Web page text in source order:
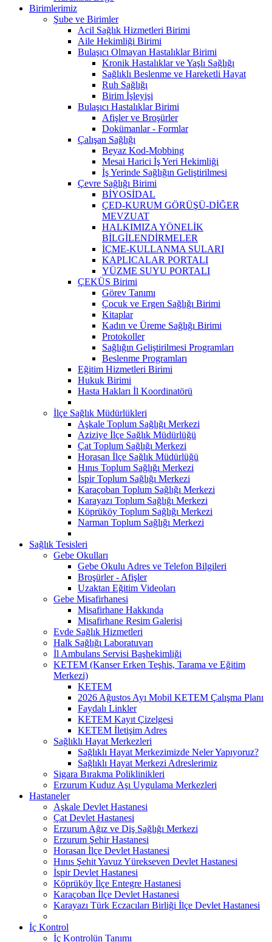
Birimlerimiz
Şube ve Birimler
Acil Sağlık Hizmetleri Birimi
Aile Hekimliği Birimi
Bulaşıcı Olmayan Hastalıklar Birimi
Kronik Hastalıklar ve Yaşlı Sağlığı
Sağlıklı Beslenme ve Hareketli Hayat
Ruh Sağlığı
Birim İşleyişi
Bulaşıcı Hastalıklar Birimi
Afişler ve Broşürler
Dokümanlar - Formlar
Çalışan Sağlığı
Beyaz Kod-Mobbing
Mesai Harici İş Yeri Hekimliği
İş Yerinde Sağlığın Geliştirilmesi
Çevre Sağlığı Birimi
BİYOSİDAL
ÇED-KURUM GÖRÜŞÜ-DİĞER
MEVZUAT
HALKIMIZA YÖNELİK
BİLGİLENDİRMELER
İÇME-KULLANMA SULARI
KAPLICALAR PORTALI
YÜZME SUYU PORTALI
ÇEKÜS Birimi
Görev Tanımı
Çocuk ve Ergen Sağlığı Birimi
Kitaplar
Kadın ve Üreme Sağlığı Birimi
Protokoller
Sağlığın Geliştirilmesi Programları
Beslenme Programları
Eğitim Hizmetleri Birimi
Hukuk Birimi
Hasta Hakları İl Koordinatörü
İlçe Sağlık Müdürlükleri
Aşkale Toplum Sağlığı Merkezi
Aziziye İlçe Sağlık Müdürlüğü
Çat Toplum Sağlığı Merkezi
Horasan İlçe Sağlık Müdürlüğü
Hınıs Toplum Sağlığı Merkezi
İspir Toplum Sağlığı Merkezi
Karaçoban Toplum Sağlığı Merkezi
Karayazı Toplum Sağlığı Merkezi
Köprüköy Toplum Sağlığı Merkezi
Narman Toplum Sağlığı Merkezi
Sağlık Tesisleri
Gebe Okulları
Gebe Okulu Adres ve Telefon Bilgileri
Broşürler - Afişler
Uzaktan Eğitim Videoları
Gebe Misafirhanesi
Misafirhane Hakkında
Misafirhane Resim Galerisi
Evde Sağlık Hizmetleri
Halk Sağlığı Laboratuvarı
İl Ambulans Servisi Başhekimliği
KETEM (Kanser Erken Teşhis, Tarama ve Eğitim
Merkezi)
KETEM
2026 Ağustos Ayı Mobil KETEM Çalışma Planı
Faydalı Linkler
KETEM Kayıt Çizelgesi
KETEM İletişim Adres
Sağlıklı Hayat Merkezleri
Sağlıklı Hayat Merkezimizde Neler Yapıyoruz?
Sağlıklı Hayat Merkezi Adreslerimiz
Sigara Bırakma Poliklinikleri
Erzurum Kuduz Aşı Uygulama Merkezleri
Hastaneler
Aşkale Devlet Hastanesi
Çat Devlet Hastanesi
Erzurum Ağız ve Diş Sağlığı Merkezi
Erzurum Şehir Hastanesi
Horasan İlçe Devlet Hastanesi
Hınıs Şehit Yavuz Yürekseven Devlet Hastanesi
İspir Devlet Hastanesi
Köprüköy İlçe Entegre Hastanesi
Karaçoban İlçe Devlet Hastanesi
Karayazı Türk Eczacıları Birliği İlçe Devlet Hastanesi
İç Kontrol
İç Kontrolün Tanımı